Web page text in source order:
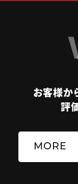
お客様か
評
MORE